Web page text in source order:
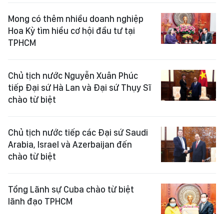
Mong có thêm nhiều doanh nghiệp
Hoa Kỳ tìm hiểu cơ hội đầu tư tại
TPHCM
Chủ tịch nước Nguyễn Xuân Phúc
tiếp Đại sứ Hà Lan và Đại sứ Thụy Sĩ
chào từ biệt
Chủ tịch nước tiếp các Đại sứ Saudi
Arabia, Israel và Azerbaijan đến
chào từ biệt
Tổng Lãnh sự Cuba chào từ biệt
lãnh đạo TPHCM